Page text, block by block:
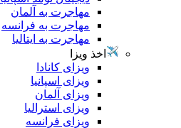
مهاجرت به آلمان
مهاجرت به فرانسه
مهاجرت به ایتالیا
اخذ ویزا
ویزای کانادا
ویزای اسپانیا
ویزای آلمان
ویزای استرالیا
ویزای فرانسه